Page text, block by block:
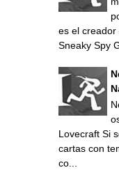
es el creador
Sneaky Spy
Lovecraft Si
cartas con
co...